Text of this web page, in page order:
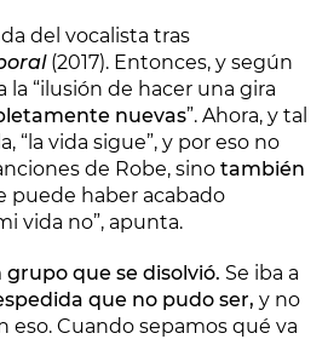
del vocalista tras
(2017). Entonces, y según
la “ilusión de hacer una gira
nuevas”. Ahora, y tal
“la vida sigue”, y por eso no
de Robe, sino también
puede haber acabado
vida no”, apunta.
que se disolvió. Se iba a
que no pudo ser, y no
eso. Cuando sepamos qué va